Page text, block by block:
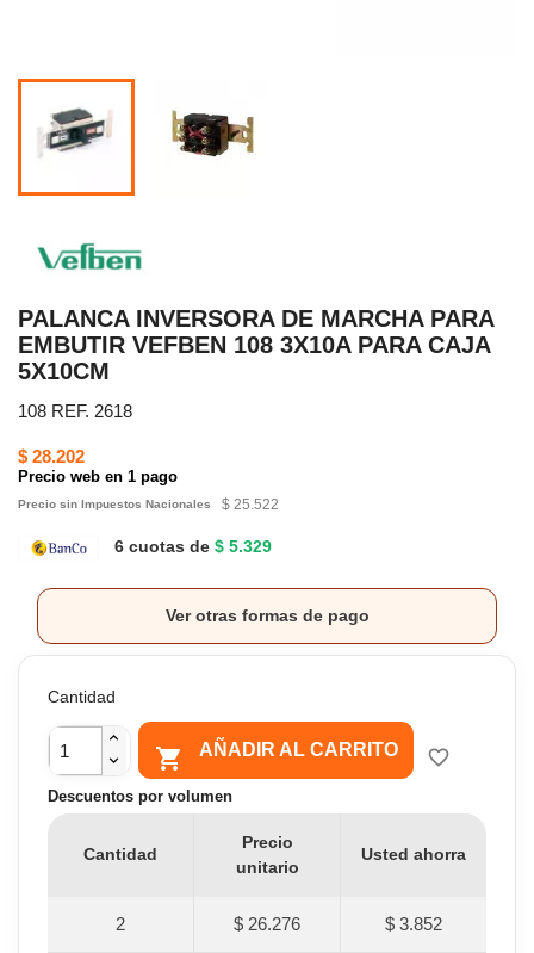
PALANCA INVERSORA DE MARCHA PARA
EMBUTIR VEFBEN 108 3X10A PARA CAJA
5X10CM
108 REF. 2618
$ 28.202
Precio web en 1 pago
Precio sin Impuestos Nacionales $ 25.522
6 cuotas de $ 5.329
Ver otras formas de pago
Cantidad
 AÑADIR AL CARRITO favorite_border
Descuentos por volumen
Cantidad
Precio
unitario
Usted ahorra
2 $ 26.276 $ 3.852